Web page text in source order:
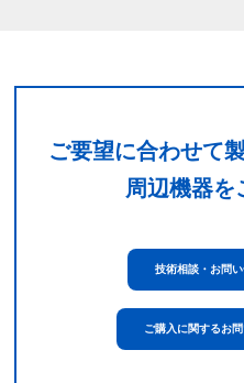
ご要望に合わせて
周辺機器を
技術相談・お問
ご購入に関するお